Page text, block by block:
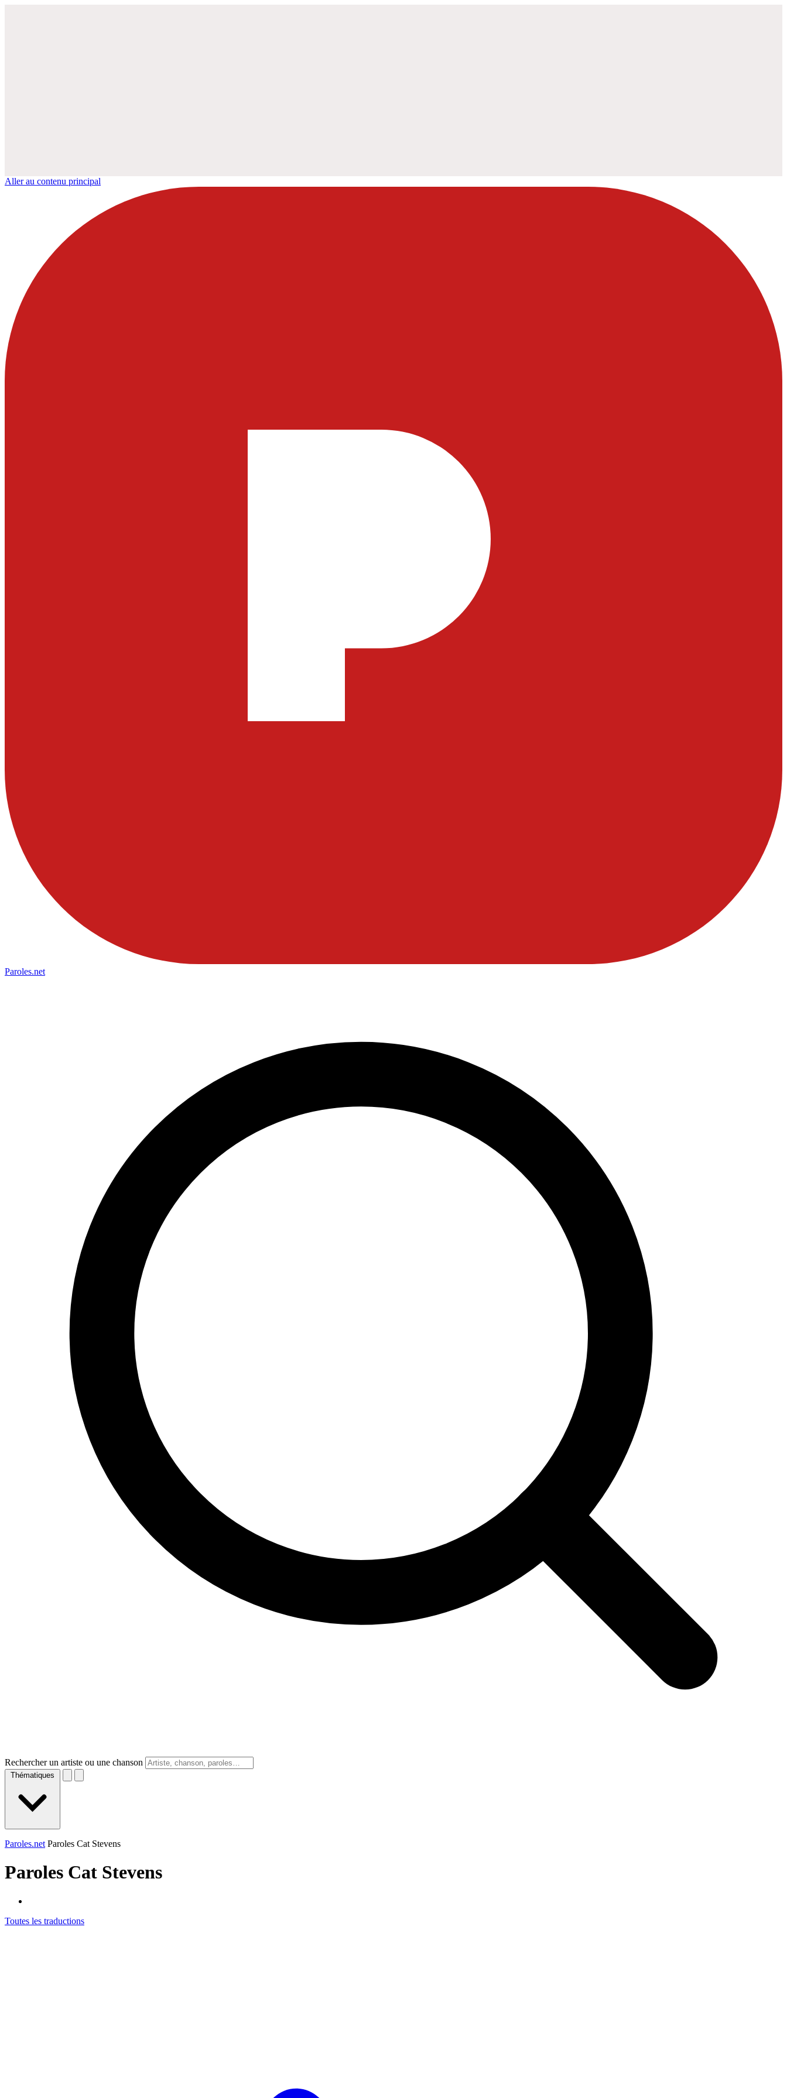
Aller au contenu principal
Paroles.net
Rechercher un artiste ou une chanson
Thématiques
Paroles.net Paroles Cat Stevens
Paroles Cat Stevens
Toutes les traductions